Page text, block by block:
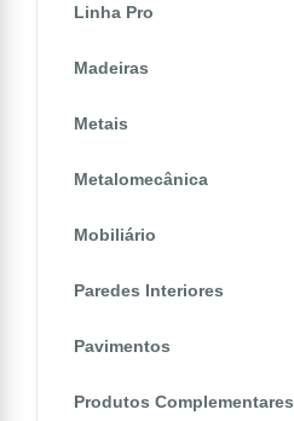
Linha Pro
Madeiras
Metais
Metalomecânica
Mobiliário
Paredes Interiores
Pavimentos
Produtos Complementares